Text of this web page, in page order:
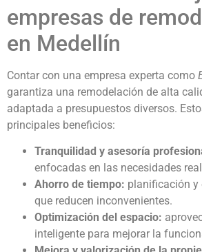
empresas de
en Medellín
Contar con una empresa experta como
garantiza una remodelación de alta
adaptada a presupuestos diversos.
principales beneficios:
Tranquilidad y asesoría
enfocadas en las necesidades
Ahorro de tiempo: planificación y
que reducen inconvenientes.
Optimización del espacio:
inteligente para mejorar la